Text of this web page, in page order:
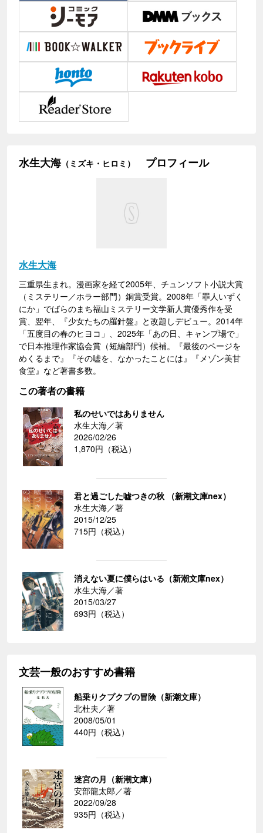
水生大海（ミズキ・ヒロミ） プロフィール
水生大海
三重県生まれ。漫画家を経て2005年、チュンソフト小説大賞
（ミステリー／ホラー部門）銅賞受賞。2008年「罪人いずく
にか」でばらのまち福山ミステリー文学新人賞優秀作を受
賞、翌年、『少女たちの羅針盤』と改題しデビュー。2014年
「五度目の春のヒヨコ」、2025年「あの日、キャンプ場で」
で日本推理作家協会賞（短編部門）候補。『最後のページを
めくるまで』『その嘘を、なかったことには』『メゾン美甘
食堂』など著書多数。
この著者の書籍
私のせいではありません
水生大海／著
2026/02/26
1,870円（税込）
君と過ごした嘘つきの秋 （新潮文庫nex）
水生大海／著
2015/12/25
715円（税込）
消えない夏に僕らはいる（新潮文庫nex）
水生大海／著
2015/03/27
693円（税込）
文芸一般のおすすめ書籍
船乗りクプクプの冒険（新潮文庫）
北杜夫／著
2008/05/01
440円（税込）
迷宮の月（新潮文庫）
安部龍太郎／著
2022/09/28
935円（税込）